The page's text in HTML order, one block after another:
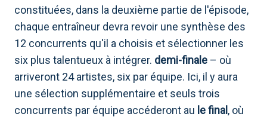
constituées, dans la deuxième partie de l'épisode,
chaque entraîneur devra revoir une synthèse des
12 concurrents qu'il a choisis et sélectionner les
six plus talentueux à intégrer. demi-finale – où
arriveront 24 artistes, six par équipe. Ici, il y aura
une sélection supplémentaire et seuls trois
concurrents par équipe accéderont au le final, où